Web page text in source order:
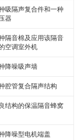
吸隔声复合件和一种
器
隔音棉及应用该隔音
空调室外机
降噪吸声墙
腔管复合隔声结构
结构的保温隔音蜂窝
降噪型电机端盖